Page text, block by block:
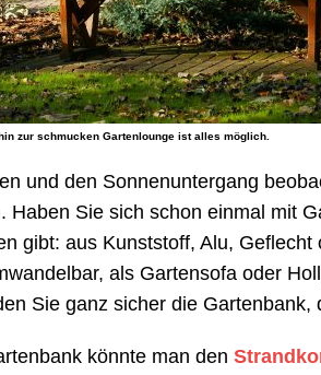
zur schmucken Gartenlounge ist alles möglich.
und den Sonnenuntergang
Haben Sie sich schon einmal mit
gibt: aus Kunststoff, Alu,
als Gartensofa oder
Sie ganz sicher die Gartenbank,
könnte man den